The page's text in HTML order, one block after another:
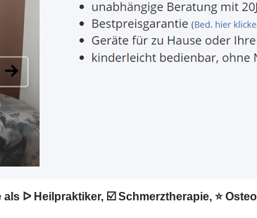
ᐅ Heilpraktiker, ☑️ Schmerztherapie, ⭐